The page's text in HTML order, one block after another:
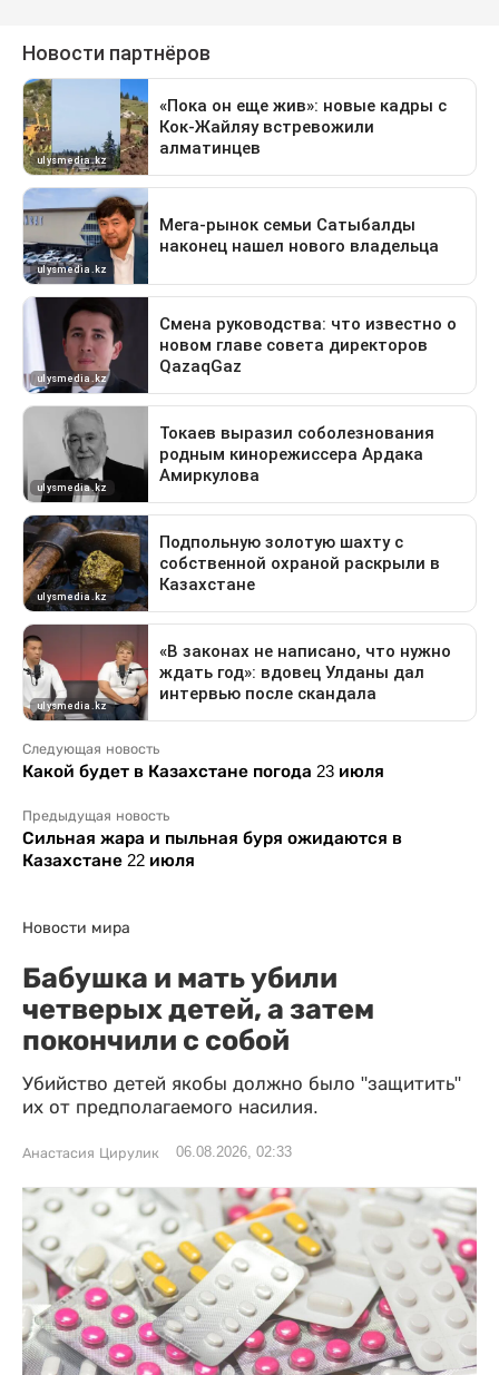
Следующая новость
Какой будет в Казахстане погода 23 июля
Предыдущая новость
Сильная жара и пыльная буря ожидаются в
Казахстане 22 июля
Новости мира
Бабушка и мать убили
четверых детей, а затем
покончили с собой
Убийство детей якобы должно было "защитить"
их от предполагаемого насилия.
Анастасия Цирулик 06.08.2026, 02:33